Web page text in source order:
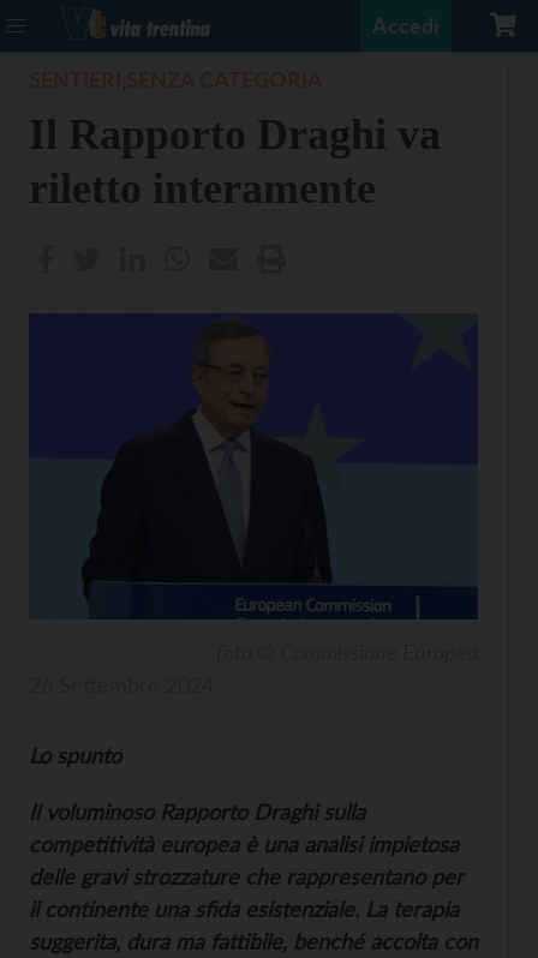
Accedi
,
Il Rapporto Draghi va
riletto interamente
Lo spunto
Il voluminoso Rapporto Draghi sulla
competitività europea è una analisi impietosa
delle gravi strozzature che rappresentano per
il continente una sfida esistenziale. La terapia
suggerita, dura ma fattibile, benché accolta con